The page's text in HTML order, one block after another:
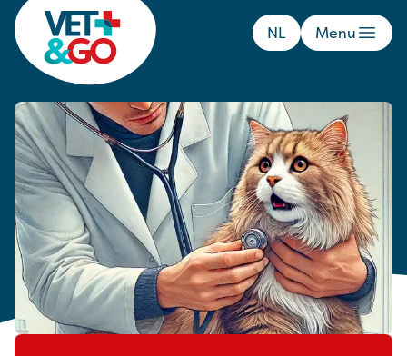
Menu
NL
Kat ademt zwaar
Ademt uw kat zwaar, snel of met de mond
open? Ontdek de oorzaken van ademnood
en leer wanneer u direct een
spoeddierenarts moet bellen. Elke minuut
telt!